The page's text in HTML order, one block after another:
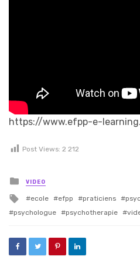
https://www.efpp-e-
Post Views: 2 212
Posted in
VIDEO
Tagged with
ecole efpp praticiens
psychologue
psychotherapie